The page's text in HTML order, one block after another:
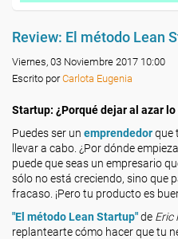
Review: El método Lean
Viernes, 03 Noviembre 2017 10:00
Escrito porCarlota Eugenia
Startup: ¿Porqué dejar al azar
Puedes ser un emprendedorque
llevar a cabo. ¿Por dónde
puede que seas un empresario
sólo no está creciendo, sino que
fracaso. ¡Pero tu producto es
"El método Lean Startup"de Eric
replantearte cómo hacer que tu